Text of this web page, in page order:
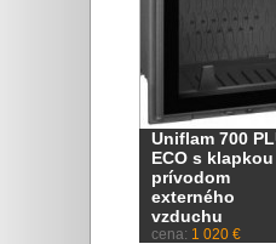
Uniflam 700
ECO s
prívodom
externého
vzduchu
cena: 1 020 €